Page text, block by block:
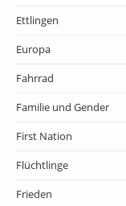
Ettlingen
Europa
Fahrrad
Familie und Gender
First Nation
Flüchtlinge
Frieden